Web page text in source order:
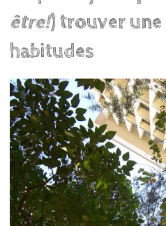
être!) trouver une
habitudes